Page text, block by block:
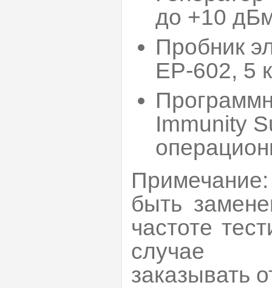
до +10
Пробник
ЕР-602, 5
Immunity
быть
частоте
случае
заказывать